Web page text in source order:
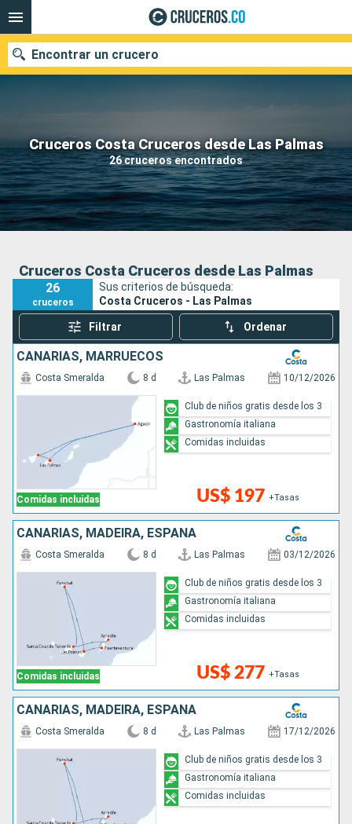
Cruceros Costa Cruceros desde Las Palmas
26 cruceros encontrados
Encontrar un crucero
Fecha de salida
Buscar
Cruceros Costa Cruceros desde Las Palmas
26
cruceros
Sus criterios de búsqueda:
Costa Cruceros - Las Palmas
Filtrar Ordenar
CANARIAS, MARRUECOS
Comidas incluidas
Costa Smeralda 8 d Las Palmas 10/12/2026
US$ 197 +Tasas
Club de niños gratis desde los 3
Gastronomía italiana
Comidas incluidas
CANARIAS, MADEIRA, ESPAÑA
Comidas incluidas
Costa Smeralda 8 d Las Palmas 03/12/2026
US$ 277 +Tasas
Club de niños gratis desde los 3
Gastronomía italiana
Comidas incluidas
CANARIAS, MADEIRA, ESPAÑA
Costa Smeralda 8 d Las Palmas 17/12/2026
Club de niños gratis desde los 3
Gastronomía italiana
Comidas incluidas